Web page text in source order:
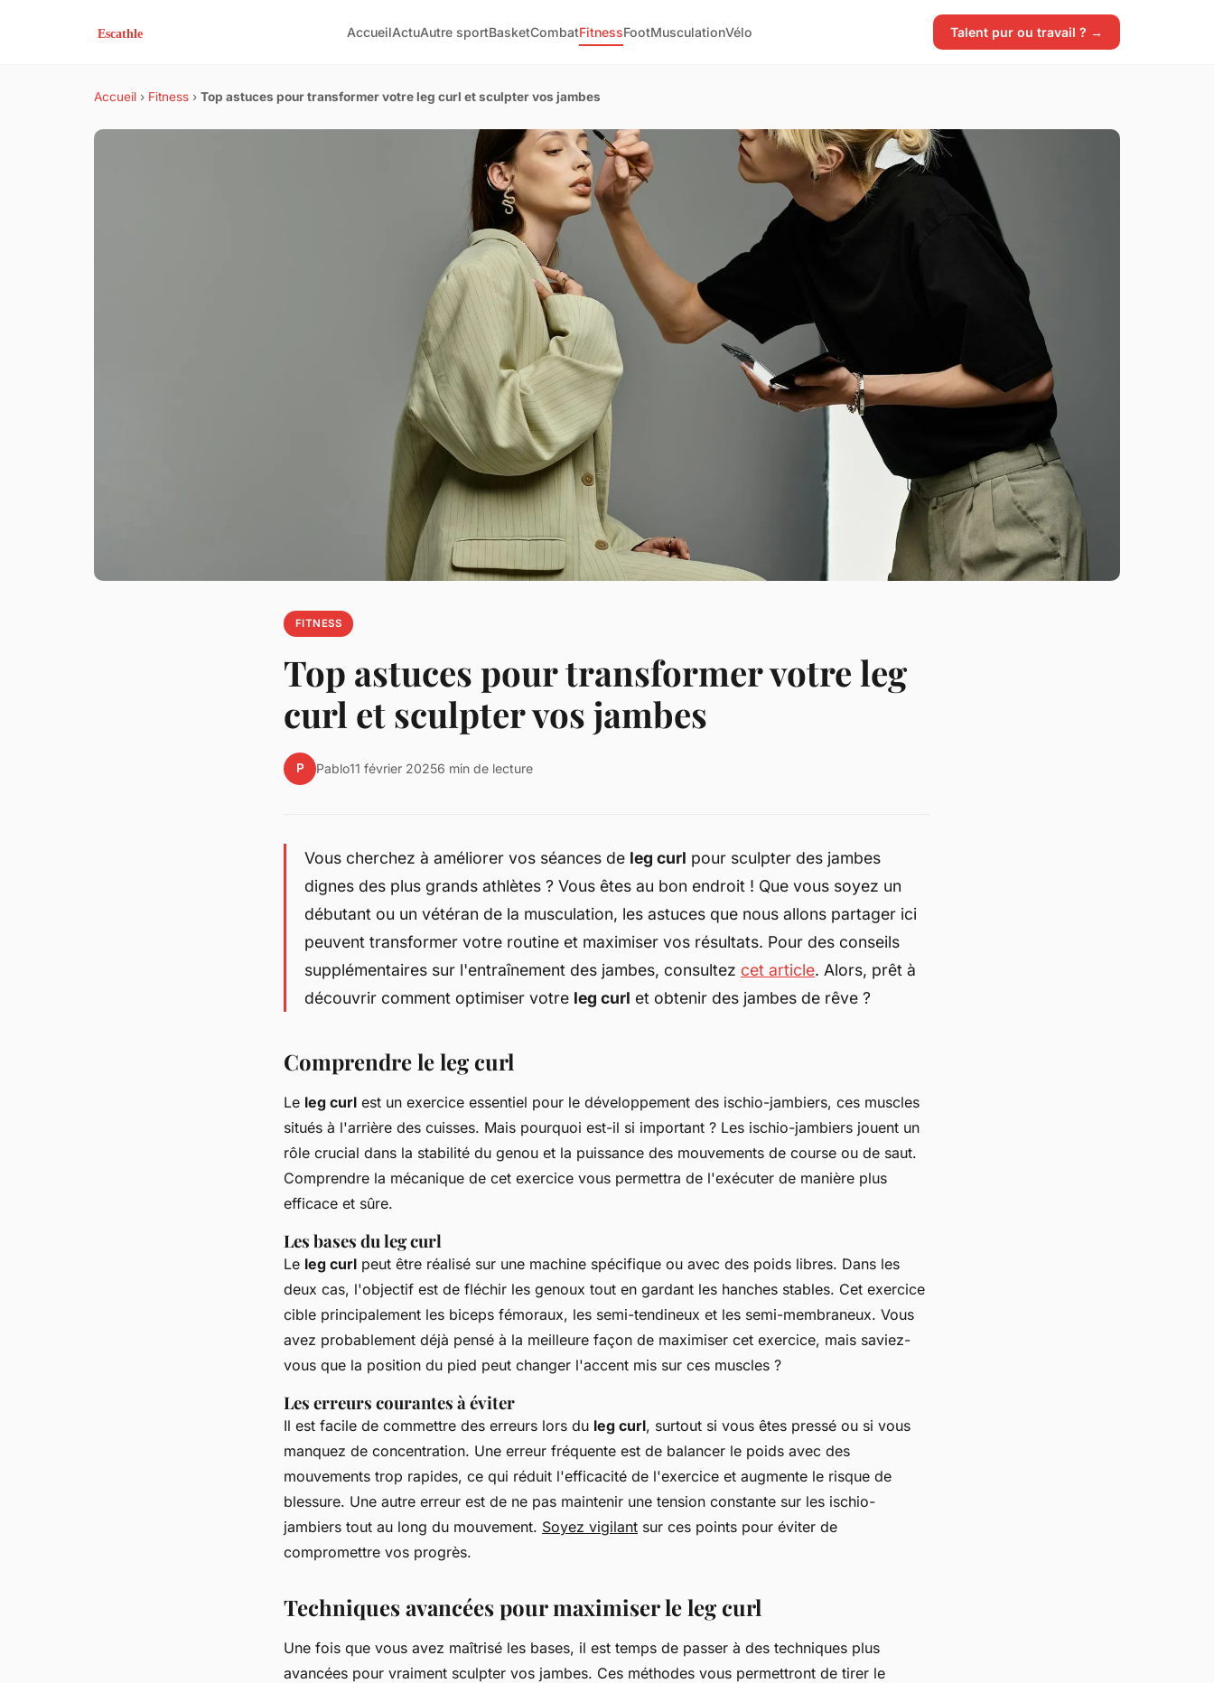
AccueilActuAutre sportBasketCombatFitnessFootMusculationVélo Talent pur ou travail ? →
Accueil › Fitness › Top astuces pour transformer votre leg curl et sculpter vos jambes
FITNESS
Top astuces pour transformer votre leg
curl et sculpter vos jambes
P Pablo11 février 20256 min de lecture
Vous cherchez à améliorer vos séances de leg curl pour sculpter des jambes
dignes des plus grands athlètes ? Vous êtes au bon endroit ! Que vous soyez un
débutant ou un vétéran de la musculation, les astuces que nous allons partager ici
peuvent transformer votre routine et maximiser vos résultats. Pour des conseils
supplémentaires sur l'entraînement des jambes, consultez cet article. Alors, prêt à
découvrir comment optimiser votre leg curl et obtenir des jambes de rêve ?
Comprendre le leg curl
Le leg curl est un exercice essentiel pour le développement des ischio-jambiers, ces muscles
situés à l'arrière des cuisses. Mais pourquoi est-il si important ? Les ischio-jambiers jouent un
rôle crucial dans la stabilité du genou et la puissance des mouvements de course ou de saut.
Comprendre la mécanique de cet exercice vous permettra de l'exécuter de manière plus
efficace et sûre.
Les bases du leg curl
Le leg curl peut être réalisé sur une machine spécifique ou avec des poids libres. Dans les
deux cas, l'objectif est de fléchir les genoux tout en gardant les hanches stables. Cet exercice
cible principalement les biceps fémoraux, les semi-tendineux et les semi-membraneux. Vous
avez probablement déjà pensé à la meilleure façon de maximiser cet exercice, mais saviez-
vous que la position du pied peut changer l'accent mis sur ces muscles ?
Les erreurs courantes à éviter
Il est facile de commettre des erreurs lors du leg curl, surtout si vous êtes pressé ou si vous
manquez de concentration. Une erreur fréquente est de balancer le poids avec des
mouvements trop rapides, ce qui réduit l'efficacité de l'exercice et augmente le risque de
blessure. Une autre erreur est de ne pas maintenir une tension constante sur les ischio-
jambiers tout au long du mouvement. Soyez vigilant sur ces points pour éviter de
compromettre vos progrès.
Techniques avancées pour maximiser le leg curl
Une fois que vous avez maîtrisé les bases, il est temps de passer à des techniques plus
avancées pour vraiment sculpter vos jambes. Ces méthodes vous permettront de tirer le